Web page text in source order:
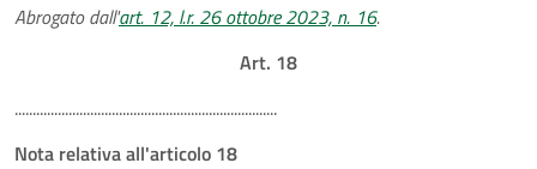
Abrogato dall'art. 12, l.r. 26 ottobre 2023, n. 16.
Art. 18
.........................................................................
Nota relativa all'articolo 18